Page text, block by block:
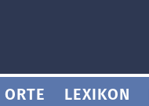
ORTE LEXIKON